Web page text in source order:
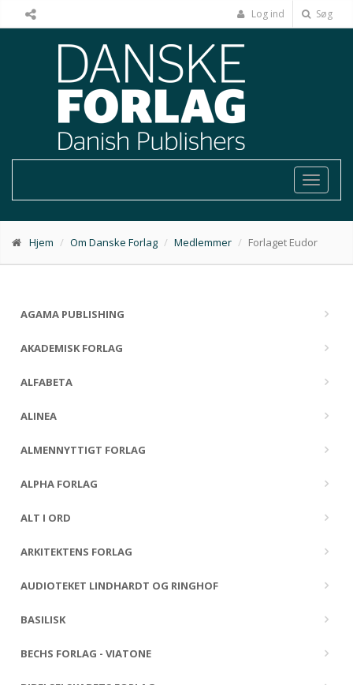
Log ind Søg
Toggle
Hjem Om Danske Forlag Medlemmer Forlaget Eudor
AGAMA PUBLISHING
AKADEMISK FORLAG
ALFABETA
ALINEA
ALMENNYTTIGT FORLAG
ALPHA FORLAG
ALT I ORD
ARKITEKTENS FORLAG
AUDIOTEKET LINDHARDT OG RINGHOF
BASILISK
BECHS FORLAG - VIATONE